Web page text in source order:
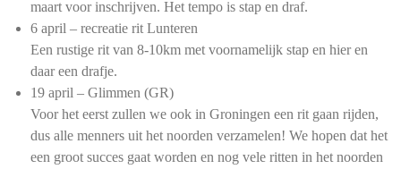
maart voor inschrijven. Het tempo is stap en draf.
6 april – recreatie rit Lunteren
Een rustige rit van 8-10km met voornamelijk stap en hier en
daar een drafje.
19 april – Glimmen (GR)
Voor het eerst zullen we ook in Groningen een rit gaan rijden,
dus alle menners uit het noorden verzamelen! We hopen dat het
een groot succes gaat worden en nog vele ritten in het noorden